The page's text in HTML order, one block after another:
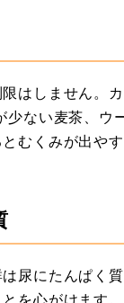
はしません。
少ない麦茶、ウ
むくみが出や
尿にたんぱく